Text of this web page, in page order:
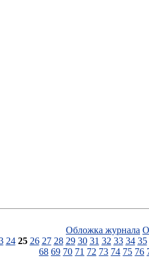
Обложка журнала
24 25 26 27 28 29 30 31 32 33 34 35
68 69 70 71 72 73 74 75 76